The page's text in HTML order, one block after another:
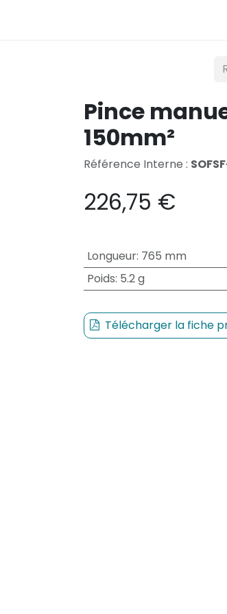
Pince
150mm²
Référence Interne :
226,75 €
Longueur: 765 mm
Poids: 5.2 g
Télécharger la fiche